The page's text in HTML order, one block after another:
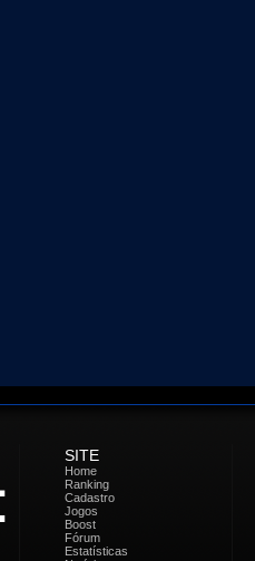
SITE
Home
Ranking
Cadastro
Jogos
Boost
Fórum
Estatísticas